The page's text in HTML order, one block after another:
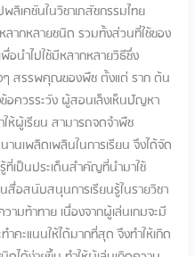
ลิเคชันในวิชาเภสัชกรรมไทย
ลากหลายชนิด รวมทั้งส่วนที่ใช้ของ
อนำไปใช้มีหลากหลายวิธีซึ่ง
สรรพคุณของพืช ตั้งแต่ ราก ต้น
อควรระวัง ผู้สอนเล็งเห็นปัญหา
ให้ผู้เรียน สามารถจดจำพืช
นเพลิดเพลินในการเรียน จึงได้จัด
ที่เป็นประเด็นสำคัญที่นำมาใช้
สื่อสนับสนุนการเรียนรู้ในรายวิชา
มท้าทาย เนื่องจากผู้เล่นเกมจะมี
ำคะแนนให้ได้มากที่สุด จึงทำให้เกิด